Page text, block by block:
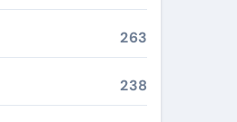
まで
眠ガイド
方＆続け方ガイド
263
238